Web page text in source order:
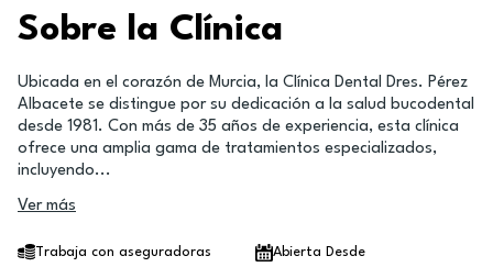
Sobre la Clínica
Ubicada en el corazón de Murcia, la Clínica Dental Dres. Pérez
Albacete se distingue por su dedicación a la salud bucodental
desde 1981. Con más de 35 años de experiencia, esta clínica
ofrece una amplia gama de tratamientos especializados,
incluyendo...
Ver más
Trabaja con aseguradoras Abierta Desde